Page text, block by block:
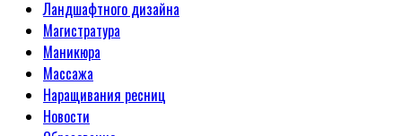
Ландшафтного дизайна
Магистратура
Маникюра
Массажа
Наращивания ресниц
Новости